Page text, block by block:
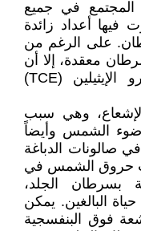
في جميع
فيها أعداد زائدة
على الرغم من
معقدة، إلا أن
المخاوف بشأن تلويث ثلاثي كلورو الإيثيلين (TCE)
وهي سبب
الشمس وأيضاً
صالونات الدباغة
حروق الشمس في
بسرطان الجلد،
البالغين. يمكن
فوق البنفسجية